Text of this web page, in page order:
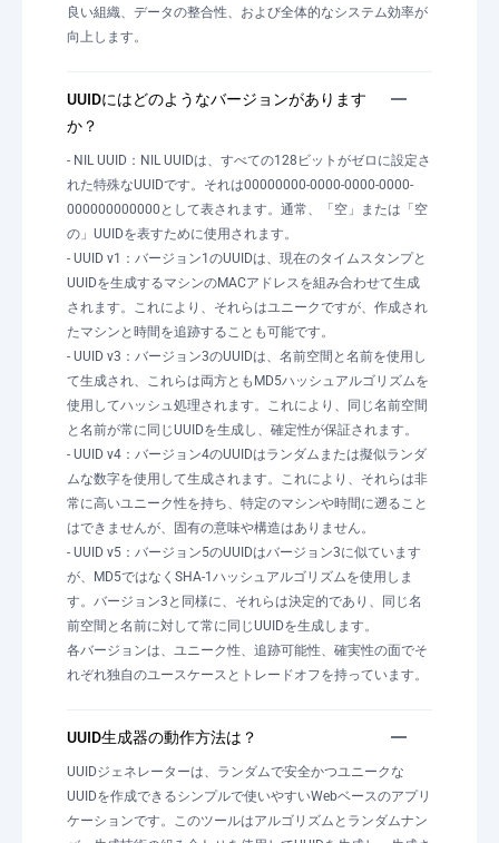
良い組織、データの整合性、および全体的なシステム効率が
向上します。
UUIDにはどのようなバージョンがあります
か？
- NIL UUID：NIL UUIDは、すべての128ビットがゼロに設定さ
れた特殊なUUIDです。それは00000000-0000-0000-0000-
000000000000として表されます。通常、「空」または「空
の」UUIDを表すために使用されます。
- UUID v1：バージョン1のUUIDは、現在のタイムスタンプと
UUIDを生成するマシンのMACアドレスを組み合わせて生成
されます。これにより、それらはユニークですが、作成され
たマシンと時間を追跡することも可能です。
- UUID v3：バージョン3のUUIDは、名前空間と名前を使用し
て生成され、これらは両方ともMD5ハッシュアルゴリズムを
使用してハッシュ処理されます。これにより、同じ名前空間
と名前が常に同じUUIDを生成し、確定性が保証されます。
- UUID v4：バージョン4のUUIDはランダムまたは擬似ランダ
ムな数字を使用して生成されます。これにより、それらは非
常に高いユニーク性を持ち、特定のマシンや時間に遡ること
はできませんが、固有の意味や構造はありません。
- UUID v5：バージョン5のUUIDはバージョン3に似ています
が、MD5ではなくSHA-1ハッシュアルゴリズムを使用しま
す。バージョン3と同様に、それらは決定的であり、同じ名
前空間と名前に対して常に同じUUIDを生成します。
各バージョンは、ユニーク性、追跡可能性、確実性の面でそ
れぞれ独自のユースケースとトレードオフを持っています。
UUID生成器の動作方法は？
UUIDジェネレーターは、ランダムで安全かつユニークな
UUIDを作成できるシンプルで使いやすいWebベースのアプリ
ケーションです。このツールはアルゴリズムとランダムナン